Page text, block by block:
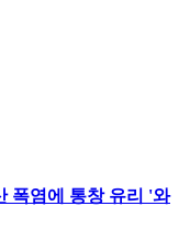
폭염에 통창 유리 '와